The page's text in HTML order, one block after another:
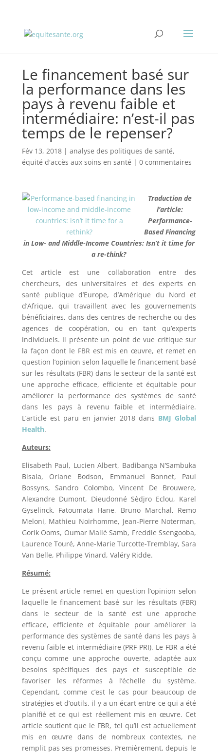
Le financement basé sur
la performance dans les
pays à revenu faible et
intermédiaire: n’est-il pas
temps de le repenser?
Fév 13, 2018| analyse des politiques de santé,
équité d'accès aux soins en santé | 0 commentaires
Traduction de
l’article:
Performance-
Based Financing
in Low- and Middle-Income Countries: Isn’t it time for
a re-think?
Cet article est une collaboration entre des
chercheurs, des universitaires et des experts en
santé publique d’Europe, d’Amérique du Nord et
d’Afrique, qui travaillent avec les gouvernements
bénéficiaires, dans des centres de recherche ou des
agences de coopération, ou en tant qu’experts
individuels. Il présente un point de vue critique sur
la façon dont le FBR est mis en œuvre, et remet en
question l’opinion selon laquelle le financement basé
sur les résultats (FBR) dans le secteur de la santé est
une approche efficace, efficiente et équitable pour
améliorer la performance des systèmes de santé
dans les pays à revenu faible et intermédiaire.
L’article est paru en janvier 2018 dans BMJ Global
Health.
Auteurs:
Elisabeth Paul, Lucien Albert, Badibanga N’Sambuka
Bisala, Oriane Bodson, Emmanuel Bonnet, Paul
Bossyns, Sandro Colombo, Vincent De Brouwere,
Alexandre Dumont, Dieudonné Sèdjro Eclou, Karel
Gyselinck, Fatoumata Hane, Bruno Marchal, Remo
Meloni, Mathieu Noirhomme, Jean-Pierre Noterman,
Gorik Ooms, Oumar Mallé Samb, Freddie Ssengooba,
Laurence Touré, Anne-Marie Turcotte-Tremblay, Sara
Van Belle, Philippe Vinard, Valéry Ridde.
Résumé:
Le présent article remet en question l’opinion selon
laquelle le financement basé sur les résultats (FBR)
dans le secteur de la santé est une approche
efficace, efficiente et équitable pour améliorer la
performance des systèmes de santé dans les pays à
revenu faible et intermédiaire (PRF-PRI). Le FBR a été
conçu comme une approche ouverte, adaptée aux
besoins spécifiques des pays et susceptible de
favoriser les réformes à l’échelle du système.
Cependant, comme c’est le cas pour beaucoup de
stratégies et d’outils, il y a un écart entre ce qui a été
planifié et ce qui est réellement mis en œuvre. Cet
article soutient que le FBR, tel qu’il est actuellement
mis en œuvre dans de nombreux contextes, ne
remplit pas ses promesses. Premièrement, depuis le